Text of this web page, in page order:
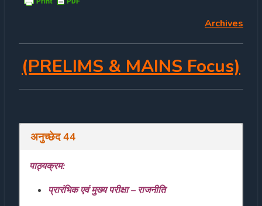
Archives
(PRELIMS & MAINS Focus)
अनुच्छेद 44
पाठ्यक्रम:
प्रारंभिक एवं मुख्य परीक्षा – राजनीति